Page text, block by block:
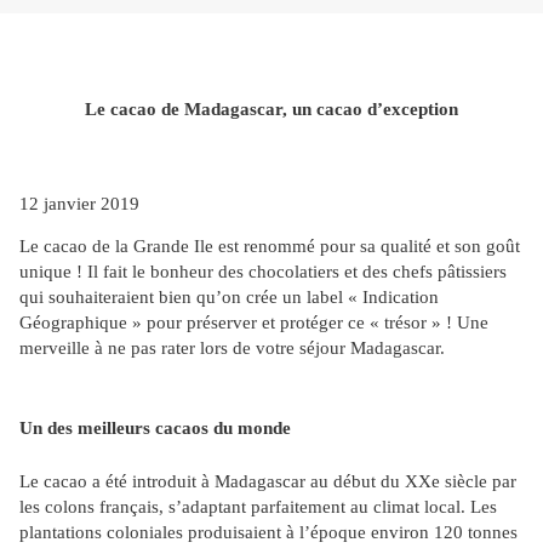
Le cacao de Madagascar, un cacao d’exception
12 janvier 2019
Le cacao de la Grande Ile est renommé pour sa qualité et son goût
unique ! Il fait le bonheur des chocolatiers et des chefs pâtissiers
qui souhaiteraient bien qu’on crée un label « Indication
Géographique » pour préserver et protéger ce « trésor » ! Une
merveille à ne pas rater lors de votre séjour Madagascar.
Un des meilleurs cacaos du monde
Le cacao a été introduit à Madagascar au début du XXe siècle par
les colons français, s’adaptant parfaitement au climat local. Les
plantations coloniales produisaient à l’époque environ 120 tonnes